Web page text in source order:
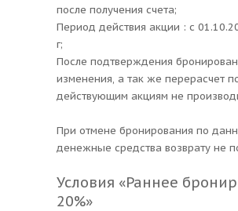
после получения счета;
Период действия акции : с
г;
После подтверждения
изменения, а так же перерасчет
действующим акциям не
При отмене бронирования по
денежные средства возврату не
Условия «Раннее
20%»